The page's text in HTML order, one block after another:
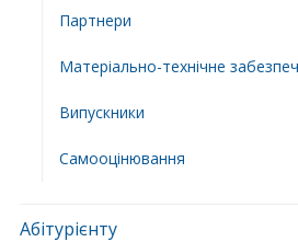
Партнери
Матеріально-технічне
Випускники
Самооцінювання
Абітурієнту